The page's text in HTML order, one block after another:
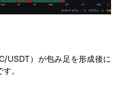
USDT）が包み足を形成後に
。